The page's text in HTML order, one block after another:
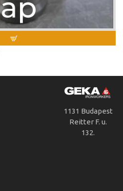
1131 Budapest
Reitter F. u.
132.